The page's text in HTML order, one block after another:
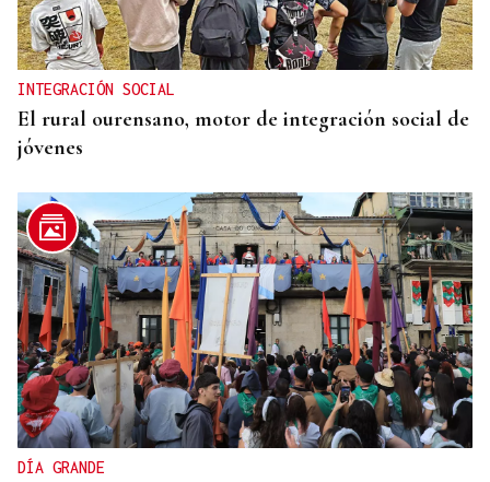
INTEGRACIÓN SOCIAL
El rural ourensano, motor de integración social de
jóvenes
DÍA GRANDE